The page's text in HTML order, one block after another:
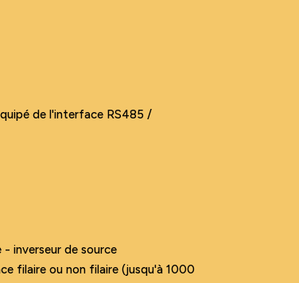
de l'interface RS485 /
inverseur de source
filaire ou non filaire (jusqu'à 1000